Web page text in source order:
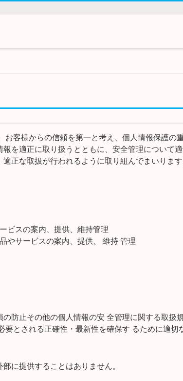
お客様からの信頼を第一と考え、個人情報保護の
を適正に取り扱うとともに、安全管理について
正な取扱が行われるように取り組んでまいりま
ビスの案内、提供、維持管理
やサービスの案内、提供、 維持 管理
防止その他の個人情報の安 全管理に関する取扱
とされる正確性・最新性を確保す るために適切
に提供することはありません。